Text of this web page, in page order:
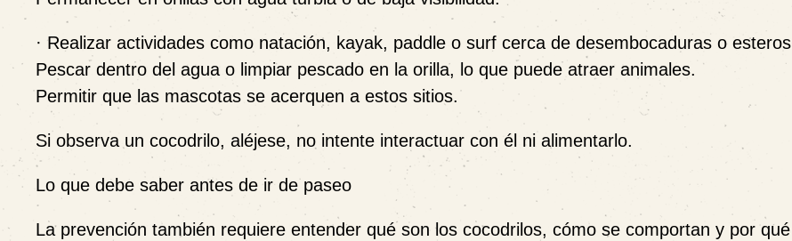
· Realizar actividades como natación, kayak, paddle o surf cerca de desembocaduras o
Pescar dentro del agua o limpiar pescado en la orilla, lo que puede atraer animales.
Permitir que las mascotas se acerquen a estos sitios.
Si observa un cocodrilo, aléjese, no intente interactuar con él ni alimentarlo.
Lo que debe saber antes de ir de paseo
La prevención también requiere entender qué son los cocodrilos, cómo se comportan y por